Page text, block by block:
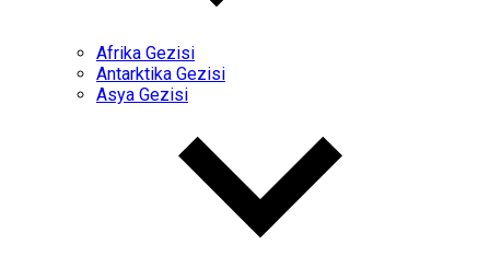
Afrika Gezisi
Antarktika Gezisi
Asya Gezisi